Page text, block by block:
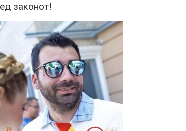
законот!